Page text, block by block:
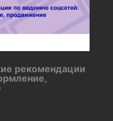
рекомендации